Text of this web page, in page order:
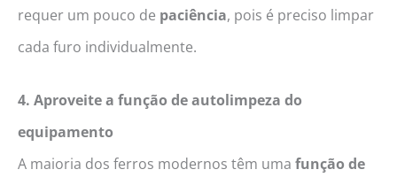
requer um pouco de paciência, pois é preciso limpar
cada furo individualmente.
4. Aproveite a função de autolimpeza do
equipamento
A maioria dos ferros modernos têm uma função de